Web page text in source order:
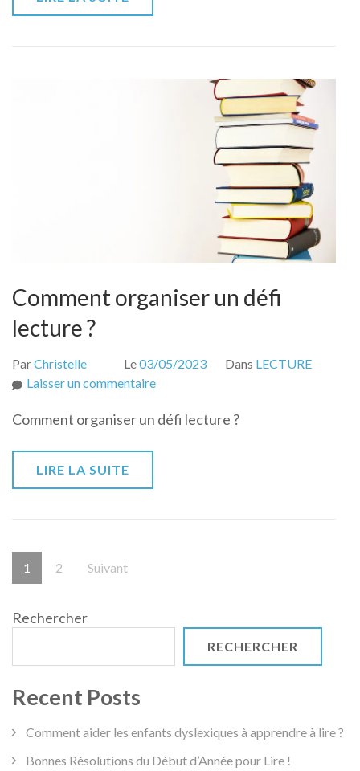
variés
Comment organiser un défi
lecture ?
ParChristelle Le03/05/2023 Dans LECTURE
Laisser un commentairesur
organiser
Comment organiser un défi lecture ?
LIRE LA SUITE
Pagination
des
Page
1 Page
2 Suivant
Rechercher
RECHERCHER
Recent Posts
Comment aider les enfants dyslexiques à apprendre à lire ?
Bonnes Résolutions du Début d’Année pour Lire !